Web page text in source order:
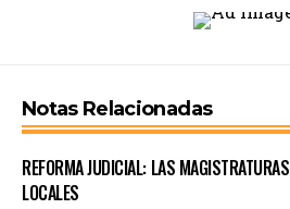
Notas Relacionadas
REFORMA JUDICIAL: LAS MAGISTRATURAS
LOCALES